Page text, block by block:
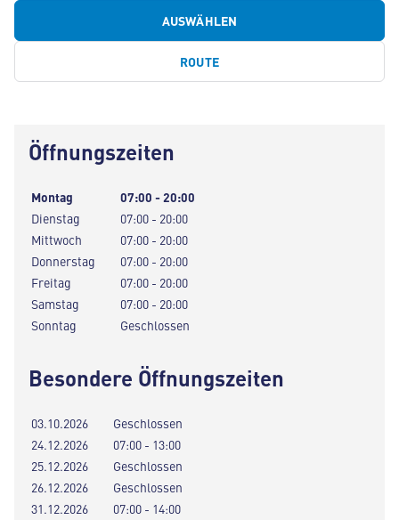
AUSWÄHLEN
ROUTE
Öffnungszeiten
Montag
07:00 - 20:00
Dienstag
07:00 - 20:00
Mittwoch
07:00 - 20:00
Donnerstag
07:00 - 20:00
Freitag
07:00 - 20:00
Samstag
07:00 - 20:00
Sonntag
Geschlossen
Besondere Öffnungszeiten
03.10.2026
Geschlossen
24.12.2026
07:00 - 13:00
25.12.2026
Geschlossen
26.12.2026
Geschlossen
31.12.2026
07:00 - 14:00